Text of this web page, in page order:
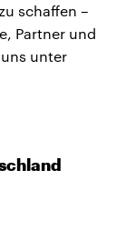
schaffen –
Partner und
unter